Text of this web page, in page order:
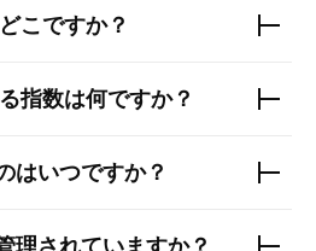
こですか？
指数は何ですか？
はいつですか？
理されていますか？